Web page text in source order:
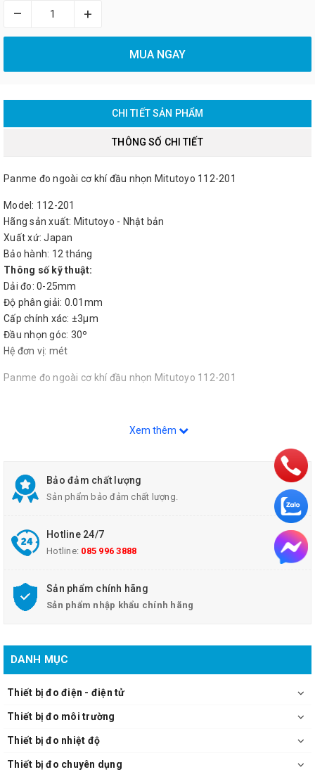
– +
MUA NGAY
CHI TIẾT SẢN PHẨM
THÔNG SỐ CHI TIẾT
Panme đo ngoài cơ khí đầu nhọn Mitutoyo 112-201
Model: 112-201
Hãng sản xuất: Mitutoyo - Nhật bản
Xuất xứ: Japan
Bảo hành: 12 tháng
Thông số kỹ thuật:
Dải đo: 0-25mm
Độ phân giải: 0.01mm
Cấp chính xác: ±3µm
Đầu nhọn góc: 30º
Hệ đơn vị: mét
Panme đo ngoài cơ khí đầu nhọn Mitutoyo 112-201
Xem thêm
Bảo đảm chất lượng
Sản phẩm bảo đảm chất lượng.
Hotline 24/7
Hotline: 085 996 3888
Sản phẩm chính hãng
Sản phẩm nhập khẩu chính hãng
DANH MỤC
Thiết bị đo điện - điện tử
Thiết bị đo môi trường
Thiết bị đo nhiệt độ
Thiết bị đo chuyên dụng